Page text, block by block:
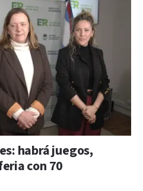
habrá juegos,
con 70